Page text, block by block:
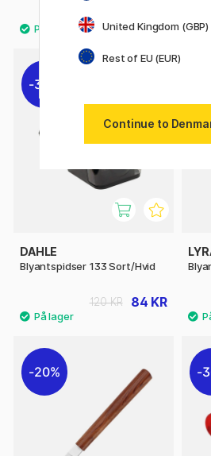
30%
DAHLE
Blyantspidser 133 Sort/Hvid
84 KR
120 KR
20%
United Kingdom (GBP)
Rest of EU (EUR)
Continue to